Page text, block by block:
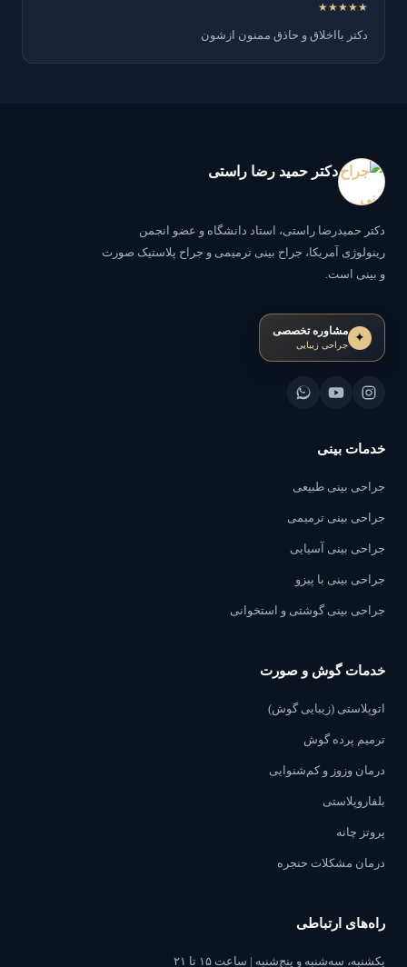
★★★★★
دکتر بااخلاق و حاذق ممنون ازشون
دکتر حمید رضا راستی
دکتر حمیدرضا راستی، استاد دانشگاه و عضو انجمن
رینولوژی آمریکا، جراح بینی ترمیمی و جراح پلاستیک صورت
و بینی است.
✦ مشاوره تخصصی
جراحی زیبایی
خدمات بینی
جراحی بینی طبیعی
جراحی بینی ترمیمی
جراحی بینی آسیایی
جراحی بینی با پیزو
جراحی بینی گوشتی و استخوانی
خدمات گوش و صورت
اتوپلاستی (زیبایی گوش)
ترمیم پرده گوش
درمان وزوز و کم‌شنوایی
بلفاروپلاستی
پروتز چانه
درمان مشکلات حنجره
راه‌های ارتباطی
یکشنبه، سه‌شنبه و پنج‌شنبه | ساعت ۱۵ تا ۲۱